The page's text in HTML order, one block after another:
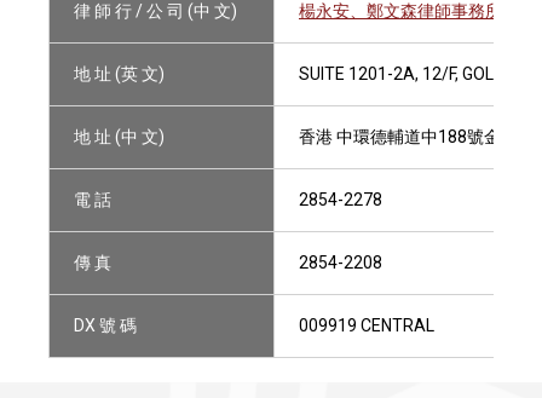
律 師 行 / 公 司 (中 文) 楊永安、鄭文森律師事務所
地 址 (英 文) SUITE 1201-2A, 12/F, GOLDEN
地 址 (中 文) 香港 中環德輔道中188號金龍
電 話 2854-2278
傳 真 2854-2208
DX 號 碼 009919 CENTRAL